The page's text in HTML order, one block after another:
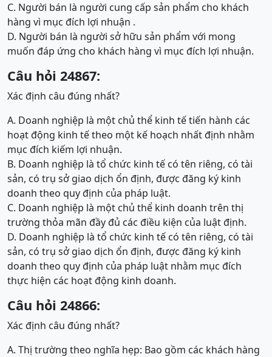
C. Người bán là người cung cấp sản phẩm cho khách
hàng vì mục đích lợi nhuận .
D. Người bán là người sở hữu sản phẩm với mong
muốn đáp ứng cho khách hàng vì mục đích lợi nhuận.
Câu hỏi 24867:
Xác định câu đúng nhất?
A. Doanh nghiệp là một chủ thể kinh tế tiến hành các
hoạt động kinh tế theo một kế hoạch nhất định nhằm
mục đích kiếm lợi nhuận.
B. Doanh nghiệp là tổ chức kinh tế có tên riêng, có tài
sản, có trụ sở giao dịch ổn định, được đăng ký kinh
doanh theo quy định của pháp luật.
C. Doanh nghiệp là một chủ thể kinh doanh trên thị
trường thỏa mãn đầy đủ các điều kiện của luật định.
D. Doanh nghiệp là tổ chức kinh tế có tên riêng, có tài
sản, có trụ sở giao dịch ổn định, được đăng ký kinh
doanh theo quy định của pháp luật nhằm mục đích
thực hiện các hoạt động kinh doanh.
Câu hỏi 24866:
Xác định câu đúng nhất?
A. Thị trường theo nghĩa hẹp: Bao gồm các khách hàng